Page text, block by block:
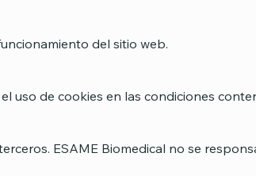
del sitio web.
uso de cookies en las condiciones
ESAME Biomedical no se